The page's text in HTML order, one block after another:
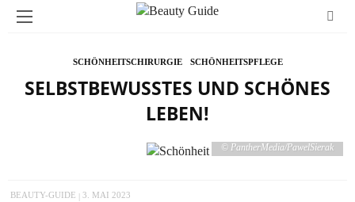
SCHÖNHEITSCHIRURGIE SCHÖNHEITSPFLEGE
SELBSTBEWUSSTES UND SCHÖNES
LEBEN!
© PantherMedia/PawelSierak
BEAUTY-GUIDE 3. MAI 2023